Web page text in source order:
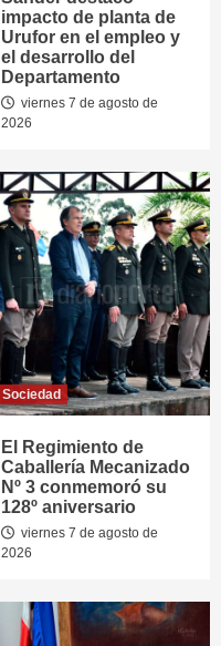
impacto de planta de
Urufor en el empleo y
el desarrollo del
Departamento
viernes 7 de agosto de
2026
Sociedad
El Regimiento de
Caballería Mecanizado
Nº 3 conmemoró su
128º aniversario
viernes 7 de agosto de
2026